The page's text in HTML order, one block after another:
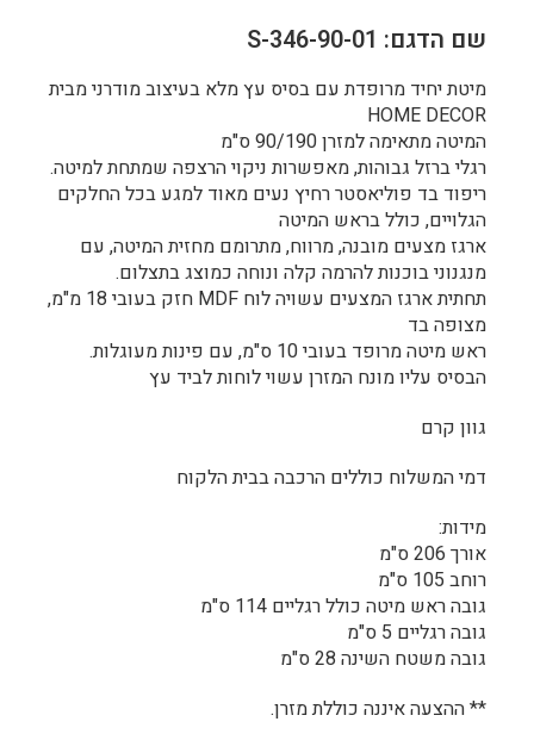
שם הדגם: S-346-90-01
מיטת יחיד מרופדת עם בסיס עץ מלא בעיצוב מודרני מבית
HOME DECOR
המיטה מתאימה למזרן 90/190 ס"מ
רגלי ברזל גבוהות, מאפשרות ניקוי הרצפה שמתחת למיטה.
ריפוד בד פוליאסטר רחיץ נעים מאוד למגע בכל החלקים
הגלויים, כולל בראש המיטה
ארגז מצעים מובנה, מרווח, מתרומם מחזית המיטה, עם
מנגנוני בוכנות להרמה קלה ונוחה כמוצג בתצלום.
תחתית ארגז המצעים עשויה לוח MDF חזק בעובי 18 מ"מ,
מצופה בד
ראש מיטה מרופד בעובי 10 ס"מ, עם פינות מעוגלות.
הבסיס עליו מונח המזרן עשוי לוחות לביד עץ
גוון קרם
דמי המשלוח כוללים הרכבה בבית הלקוח
מידות:
אורך 206 ס"מ
רוחב 105 ס"מ
גובה ראש מיטה כולל רגליים 114 ס"מ
גובה רגליים 5 ס"מ
גובה משטח השינה 28 ס"מ
** ההצעה איננה כוללת מזרן.